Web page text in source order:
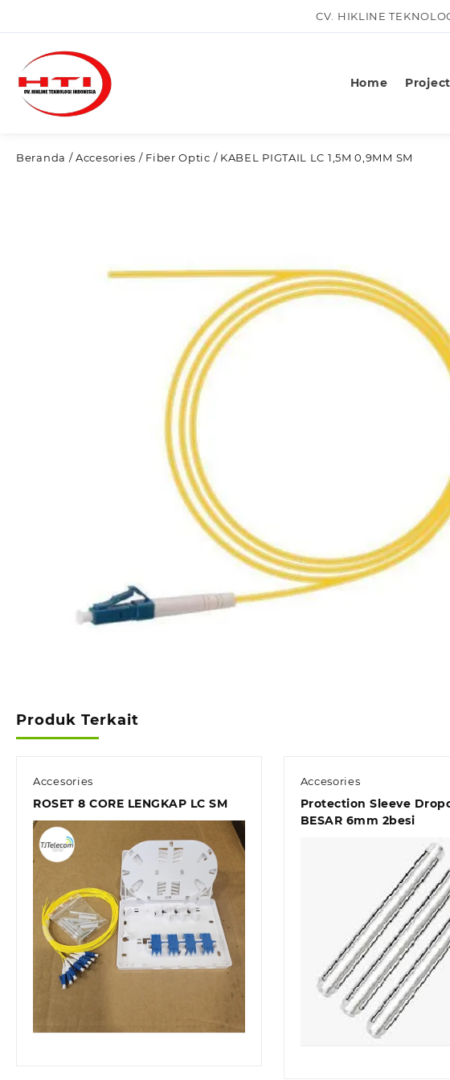
CV. HIKLINE
Home Project
Beranda /Accesories / Fiber Optic / KABEL PIGTAIL LC 1,5M 0,9MM SM
Produk Terkait
Accesories
ROSET 8 CORE LENGKAP LC SM
Accesories
Protection Sleeve
BESAR 6mm 2besi
Quick view